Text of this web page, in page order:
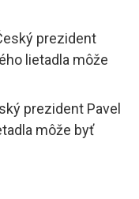
prezident Pavel
môže byť